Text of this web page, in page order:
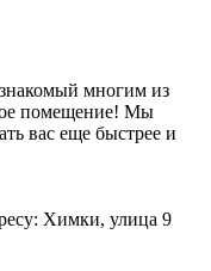
многим из
помещение! Мы
вас еще быстрее и
Химки, улица 9